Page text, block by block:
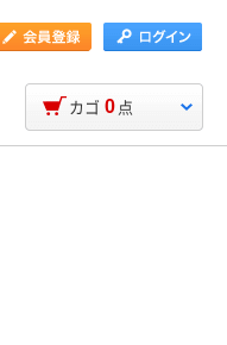
カゴ 0 点